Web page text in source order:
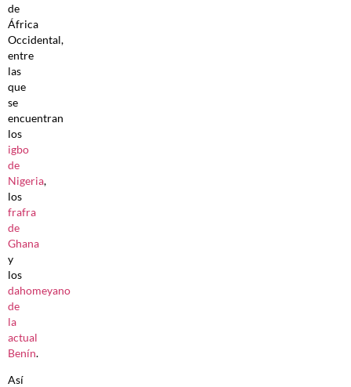
de
África
Occidental,
entre
las
que
se
encuentran
los
igbo
de
Nigeria,
los
frafra
de
Ghana
y
los
dahomeyano
de
la
actual
Benín.
Así